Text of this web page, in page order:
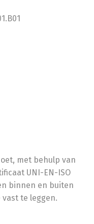
met behulp van
UNI-EN-ISO
binnen en buiten
te leggen.